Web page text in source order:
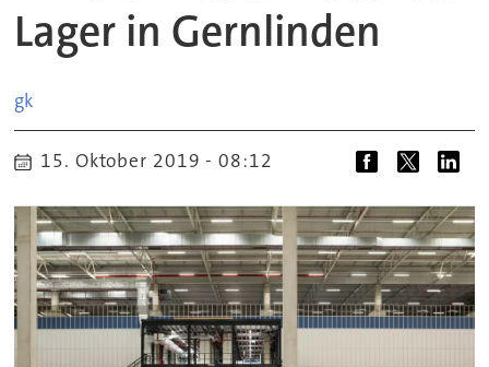
Lager in Gernlinden
gk
15. Oktober 2019 - 08:12